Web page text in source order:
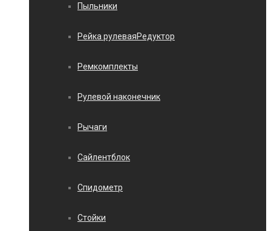
Пыльники
Рейка рулеваяРедуктор
Ремкомплекты
Рулевой наконечник
Рычаги
Сайлентблок
Спидометр
Стойки